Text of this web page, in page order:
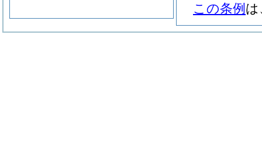
この条例 は